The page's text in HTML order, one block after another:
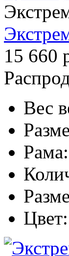
15 660
Вес
Рама:
Цвет: